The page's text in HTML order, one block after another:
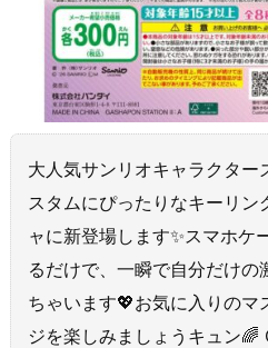
大人気サンリオキャラクター
スタムにぴったりなキーリン
ャに新登場します✨スマホケ
るだけで、一瞬で自分だけの
ちゃいます💖お気に入りのマ
ジを楽しみましょうキュン🌈